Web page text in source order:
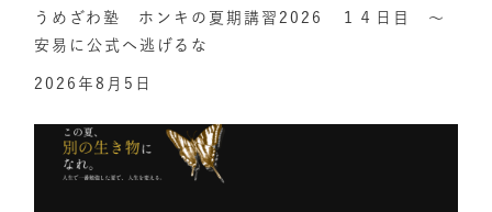
うめざわ塾 ホンキの夏期講習2026 １４日目 ～
安易に公式へ逃げるな
2026年8月5日